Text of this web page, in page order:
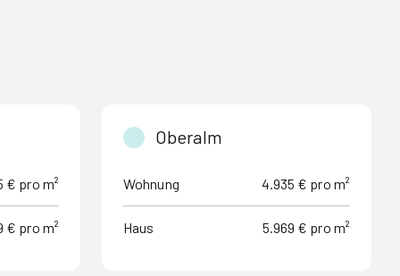
€ pro m²
€ pro m²
Oberalm
Wohnung 4.935 € pro m²
Haus 5.969 € pro m²